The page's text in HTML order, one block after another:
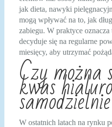
jak dieta, nawyki
mogą wpływać na to, jak
zabiegu. W praktyce
decyduje się na regularne
miesięcy, aby utrzymać
Czy można
kwas
W ostatnich latach na rynku